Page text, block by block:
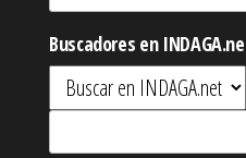
Buscadores en